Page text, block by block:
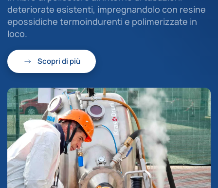
deteriorate esistenti, impregnandolo con resine
epossidiche termoindurenti e polimerizzate in
loco.
Scopri di più